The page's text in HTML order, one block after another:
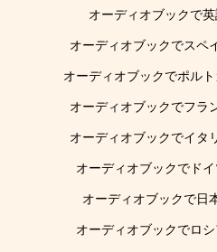
オーディオブックで
オーディオブックでスペ
オーディオブックでポル
オーディオブックでフラ
オーディオブックでイタ
オーディオブックでド
オーディオブックで日
オーディオブックでロ